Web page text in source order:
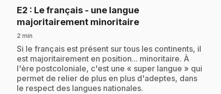
E2 : Le français - une langue
majoritairement minoritaire.
2 min
.Si le français est présent sur tous les continents, il
est majoritairement en position... minoritaire. À
l'ère postcoloniale, c'est une « super langue » qui
permet de relier de plus en plus d'adeptes, dans
le respect des langues nationales.